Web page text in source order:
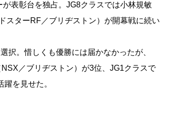
表彰台を独占。JG8クラスでは小林規敏
スターRF／ブリヂストン）が開幕戦に続い
択。惜しくも優勝には届かなかったが、
／ブリヂストン）が3位、JG1クラスで
を見せた。